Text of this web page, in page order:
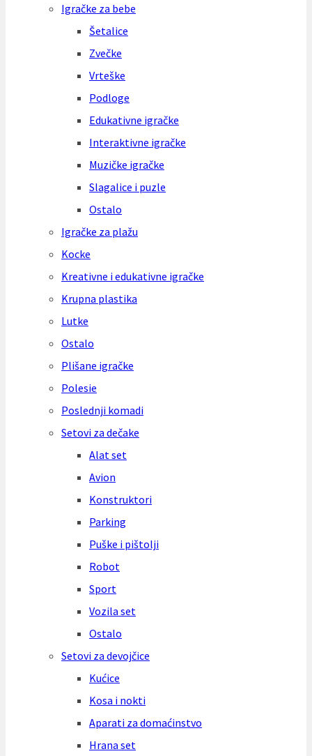
Igračke za bebe
Šetalice
Zvečke
Vrteške
Podloge
Edukativne igračke
Interaktivne igračke
Muzičke igračke
Slagalice i puzle
Ostalo
Igračke za plažu
Kocke
Kreativne i edukativne igračke
Krupna plastika
Lutke
Ostalo
Plišane igračke
Polesie
Poslednji komadi
Setovi za dečake
Alat set
Avion
Konstruktori
Parking
Puške i pištolji
Robot
Sport
Vozila set
Ostalo
Setovi za devojčice
Kućice
Kosa i nokti
Aparati za domaćinstvo
Hrana set